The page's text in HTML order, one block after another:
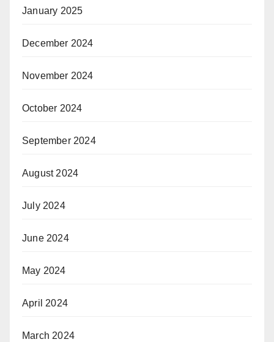
January 2025
December 2024
November 2024
October 2024
September 2024
August 2024
July 2024
June 2024
May 2024
April 2024
March 2024